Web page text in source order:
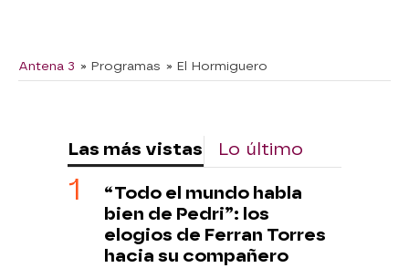
Antena 3 » Programas » El Hormiguero
Las más vistas Lo último
“Todo el mundo habla
bien de Pedri”: los
elogios de Ferran Torres
hacia su compañero